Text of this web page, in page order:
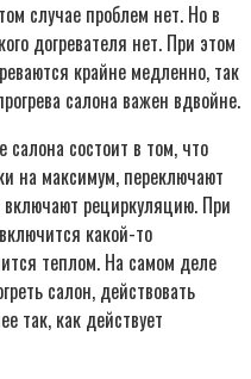
случае проблем нет. Но в
догревателя нет. При этом
крайне медленно, так
салона важен вдвойне.
салона состоит в том, что
на максимум, переключают
включают рециркуляцию. При
какой-то
теплом. На самом деле
салон, действовать
так, как действует